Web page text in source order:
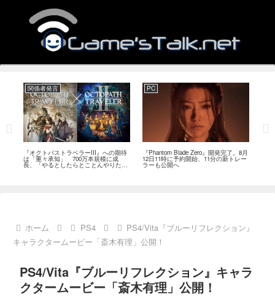
関係者発言
『オクトパストラベラーIII』への期待
は「重々承知」 700万本規模に成
長、「やるとしたらとことんやりた
い」と浅野智也氏
PC
『Phantom Blade Zero』開発完了。8月
12日11時に予約開始、11分の新トレー
ラーも公開へ
ホーム PS4
PS4/Vita『ブルーリフレクション』
キャラクタームービー「斎木有理」公開！
PS4/Vita『ブルーリフレクション』キャラ
クタームービー「斎木有理」公開！